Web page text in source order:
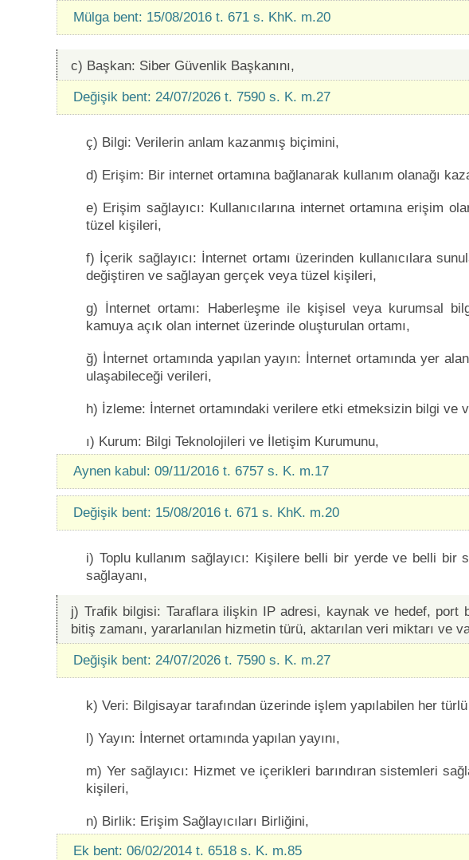
Mülga bent: 15/08/2016 t. 671 s. KhK. m.20
c) Başkan: Siber Güvenlik Başkanını,
Değişik bent: 24/07/2026 t. 7590 s. K. m.27
ç) Bilgi: Verilerin anlam kazanmış biçimini,
d) Erişim: Bir internet ortamına bağlanarak kullanım olanağı
e) Erişim sağlayıcı: Kullanıcılarına internet ortamına erişim
tüzel kişileri,
f) İçerik sağlayıcı: İnternet ortamı üzerinden kullanıcılara
değiştiren ve sağlayan gerçek veya tüzel kişileri,
g) İnternet ortamı: Haberleşme ile kişisel veya kurumsal
kamuya açık olan internet üzerinde oluşturulan ortamı,
ğ) İnternet ortamında yapılan yayın: İnternet ortamında yer
ulaşabileceği verileri,
h) İzleme: İnternet ortamındaki verilere etki etmeksizin bilgi ve
ı) Kurum: Bilgi Teknolojileri ve İletişim Kurumunu,
Aynen kabul: 09/11/2016 t. 6757 s. K. m.17
Değişik bent: 15/08/2016 t. 671 s. KhK. m.20
i) Toplu kullanım sağlayıcı: Kişilere belli bir yerde ve belli bir
sağlayanı,
j) Trafik bilgisi: Taraflara ilişkin IP adresi, kaynak ve hedef, port
bitiş zamanı, yararlanılan hizmetin türü, aktarılan veri miktarı ve
Değişik bent: 24/07/2026 t. 7590 s. K. m.27
k) Veri: Bilgisayar tarafından üzerinde işlem yapılabilen her
l) Yayın: İnternet ortamında yapılan yayını,
m) Yer sağlayıcı: Hizmet ve içerikleri barındıran sistemleri
kişileri,
n) Birlik: Erişim Sağlayıcıları Birliğini,
Ek bent: 06/02/2014 t. 6518 s. K. m.85